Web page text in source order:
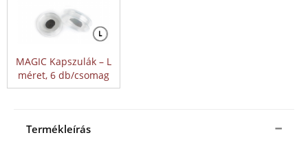
MAGIC Kapszulák – L
méret, 6 db/csomag
Termékleírás